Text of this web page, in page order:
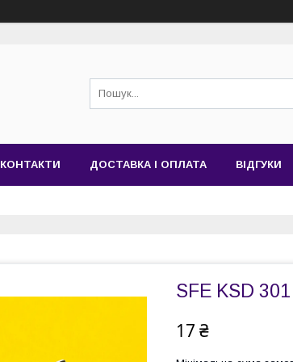
КОНТАКТИ ДОСТАВКА І ОПЛАТА ВІДГУКИ
SFE KSD
17 ₴